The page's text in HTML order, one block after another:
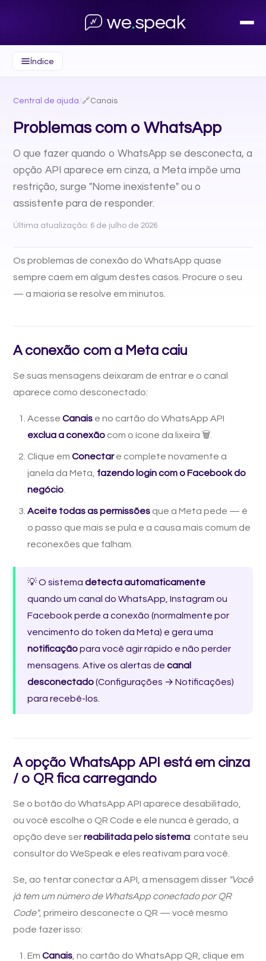
we.speak
Índice
Central de ajuda/🔗Canais
Problemas com o WhatsApp
O que fazer quando o WhatsApp se desconecta, a
opção API aparece em cinza, a Meta impõe uma
restrição, surge "Nome inexistente" ou o
assistente para de responder.
Última atualização: 6 de julho de 2026
Os problemas de conexão do WhatsApp quase
sempre caem em algum destes casos. Procure o seu
— a maioria se resolve em minutos.
A conexão com a Meta caiu
Se suas mensagens deixaram de entrar e o canal
aparece como desconectado:
Acesse Canais e no cartão do WhatsApp API
exclua a conexão com o ícone da lixeira 🗑️.
Clique em Conectare complete novamente a
janela da Meta, fazendo login com o Facebook do
negócio
Aceite todas as permissões que a Meta pede — é
o passo que mais se pula e a causa mais comum de
reconexões que falham.
💡 O sistema detecta automaticamente
quando um canal do WhatsApp, Instagram ou
Facebook perde a conexão (normalmente por
vencimento do token da Meta) e gera uma
notificaçãopara você agir rápido e não perder
mensagens. Ative os alertas de canal
desconectado(Configurações → Notificações)
para recebê-los.
A opção WhatsApp API está em cinza
/ o QR fica carregando
Se o botão do WhatsApp API aparece desabilitado,
ou você escolhe o QR Code e ele nunca é gerado, a
opção deve serreabilitada pelo sistema: contate seu
consultor do WeSpeak e eles reativam para você.
Se, ao tentar conectar a API, a mensagem disser "Você
já tem um número de WhatsApp conectado por QR
Code", primeiro desconecte o QR — você mesmo
pode fazer isso:
Em Canais , no cartão do WhatsApp QR, clique em